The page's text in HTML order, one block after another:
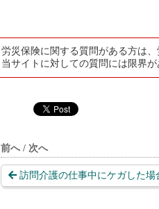
労災保険に関する質問がある方は
当サイトに対しての質問には限界が
前へ / 次へ
訪問介護の仕事中にケガした場